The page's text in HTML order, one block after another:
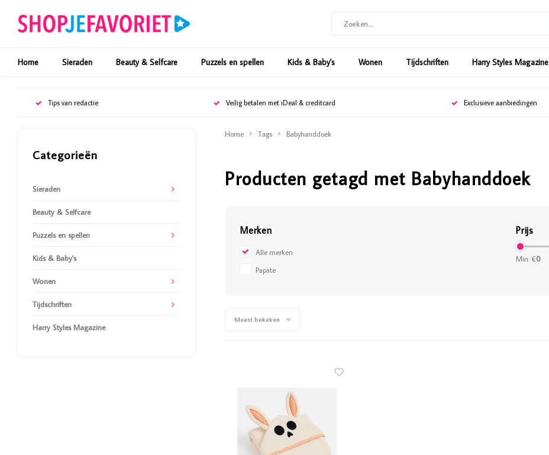
Home Sieraden Beauty & Selfcare Puzzels en spellen Kids & Baby's Wonen Tijdschriften Harry Styles Magazine
Tips van redactie Veilig betalen met iDeal & creditcard Exclusieve aanbiedingen
Categorieën
Sieraden
Beauty & Selfcare
Puzzels en spellen
Kids & Baby's
Wonen
Tijdschriften
Harry Styles Magazine
Home Tags Babyhanddoek
Producten getagd met Babyhanddoek
Merken
Alle merken
Papate
Prijs
Min: €0
Meest bekeken